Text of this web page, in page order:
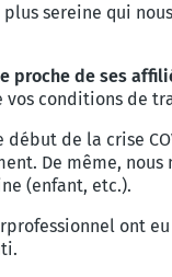
plus sereine qui
proche de ses
conditions de
début de la crise
De même,
(enfant, etc.).
ont